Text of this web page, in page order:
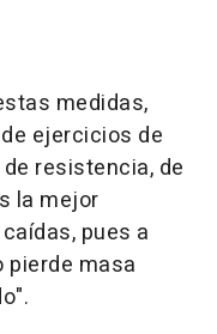
medidas,
ejercicios de
resistencia, de
la mejor
pues a
pierde masa